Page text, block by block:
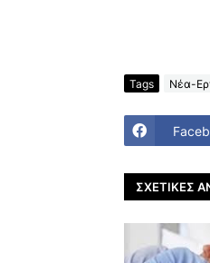
Tags Νέα-
ΣΧΕΤΙΚΈΣ